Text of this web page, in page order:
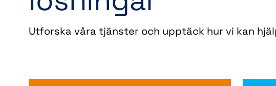
Utforska våra tjänster och upptäck hur vi kan